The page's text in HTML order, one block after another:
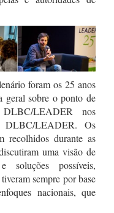
foram os 25 anos
sobre o ponto de
LEADER nos
DLBC/LEADER. Os
recolhidos durante as
uma visão de
soluções possíveis,
sempre por base
nacionais, que